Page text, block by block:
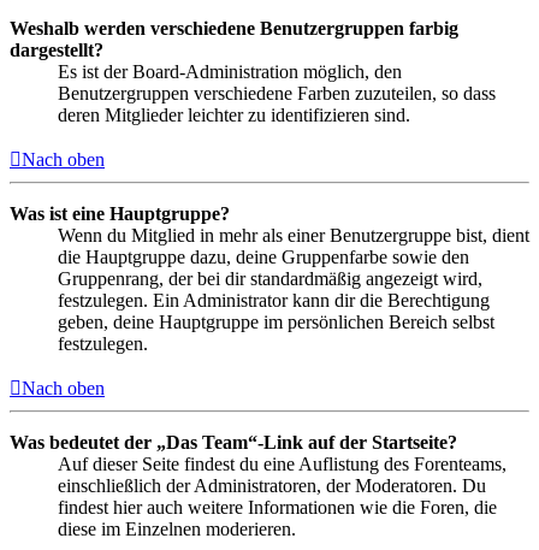
Weshalb werden verschiedene Benutzergruppen farbig
dargestellt?
Es ist der Board-Administration möglich, den
Benutzergruppen verschiedene Farben zuzuteilen, so dass
deren Mitglieder leichter zu identifizieren sind.
Nach oben
Was ist eine Hauptgruppe?
Wenn du Mitglied in mehr als einer Benutzergruppe bist, dient
die Hauptgruppe dazu, deine Gruppenfarbe sowie den
Gruppenrang, der bei dir standardmäßig angezeigt wird,
festzulegen. Ein Administrator kann dir die Berechtigung
geben, deine Hauptgruppe im persönlichen Bereich selbst
festzulegen.
Nach oben
Was bedeutet der „Das Team“-Link auf der Startseite?
Auf dieser Seite findest du eine Auflistung des Forenteams,
einschließlich der Administratoren, der Moderatoren. Du
findest hier auch weitere Informationen wie die Foren, die
diese im Einzelnen moderieren.